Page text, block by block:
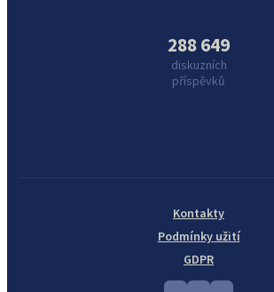
288 649
diskuzních
příspěvků
Kontakty
Podmínky užití
GDPR